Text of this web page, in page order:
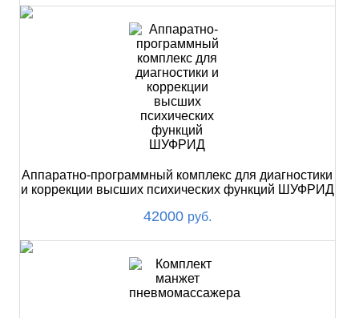
Аппаратно-программный комплекс для диагностики
и коррекции высших психических функций ШУФРИД
42000 руб.